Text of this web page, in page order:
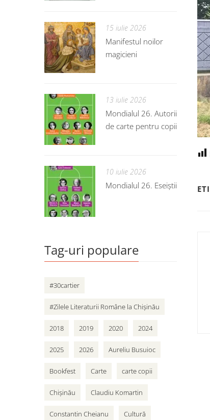
15 iulie 2026
Manifestul noilor
magicieni
13 iulie 2026
Mondialul 26. Autorii
de carte pentru copii
10 iulie 2026
Mondialul 26. Eseiștii
Tag-uri populare
#30cartier
#Zilele Literaturii Române la Chișinău
2018 2019 2020 2024
2025 2026 Aureliu Busuioc
Bookfest Carte carte copii
Chișinău Claudiu Komartin
Constantin Cheianu Cultură